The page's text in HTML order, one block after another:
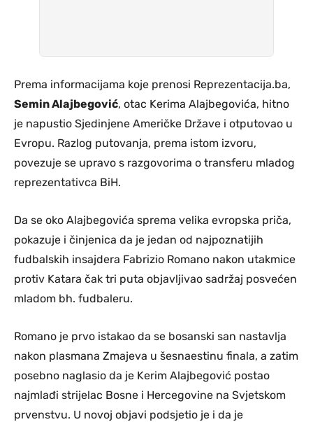
Prema informacijama koje prenosi Reprezentacija.ba,
Semin Alajbegović, otac Kerima Alajbegovića, hitno
je napustio Sjedinjene Američke Države i otputovao u
Evropu. Razlog putovanja, prema istom izvoru,
povezujе se upravo s razgovorima o transferu mladog
reprezentativca BiH.
Da se oko Alajbegovića sprema velika evropska priča,
pokazuje i činjenica da je jedan od najpoznatijih
fudbalskih insajdera Fabrizio Romano nakon utakmice
protiv Katara čak tri puta objavljivao sadržaj posvećen
mladom bh. fudbaleru.
Romano je prvo istakao da se bosanski san nastavlja
nakon plasmana Zmajeva u šesnaestinu finala, a zatim
posebno naglasio da je Kerim Alajbegović postao
najmlađi strijelac Bosne i Hercegovine na Svjetskom
prvenstvu. U novoj objavi podsjetio je i da je